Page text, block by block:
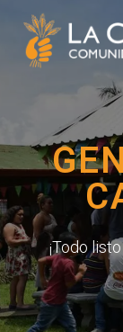
¡Todo